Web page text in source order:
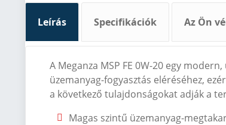
Leírás Specifikációk Az Ön
A Meganza MSP FE 0W-20 egy
üzemanyag-fogyasztás eléréséhez,
a következő tulajdonságokat adják a
Magas szintű üzemanyag-